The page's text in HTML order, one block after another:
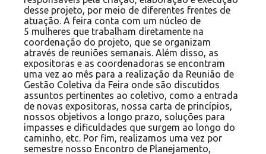
desse projeto, por meio de diferentes frentes de
atuação. A feira conta com um núcleo de
5 mulheres que trabalham diretamente na
coordenação do projeto, que se organizam
através de reuniões semanais. Além disso, as
expositoras e as coordenadoras se encontram
uma vez ao mês para a realização da Reunião de
Gestão Coletiva da Feira onde são discutidos
assuntos pertinentes ao coletivo, como a entrada
de novas expositoras, nossa carta de princípios,
nossos objetivos a longo prazo, soluções para
impasses e dificuldades que surgem ao longo do
caminho, etc. Por fim, realizamos uma vez por
semestre nosso Encontro de Planejamento,